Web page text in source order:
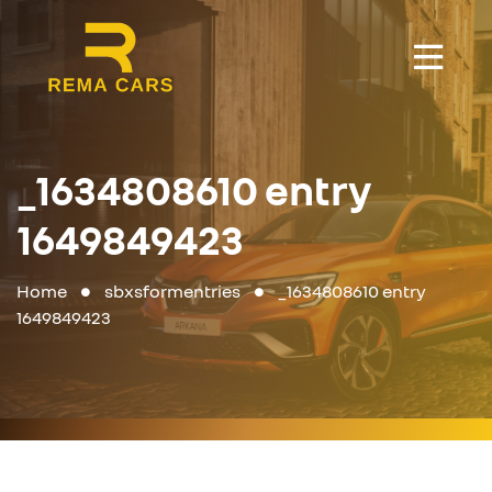
_1634808610 entry
1649849423
Home sbxsformentries
_1634808610 entry
1649849423